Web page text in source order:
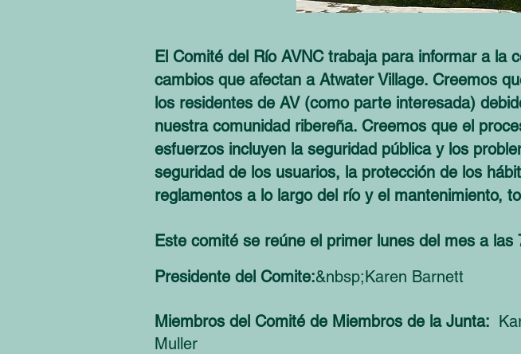
El Comité del Río AVNC trabaja para informar a la
cambios que afectan a Atwater Village. Creemos
los residentes de AV (como parte interesada)
nuestra comunidad ribereña. Creemos que el
esfuerzos incluyen la seguridad pública y los
seguridad de los usuarios, la protección de los
reglamentos a lo largo del río y el mantenimiento,
Este comité se reúne el primer lunes del mes a las
Presidente del Comite:&nbsp;Karen Barnett
Miembros del Comité de Miembros de la Junta:
Muller